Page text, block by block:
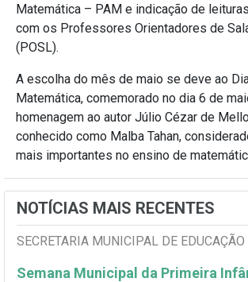
Matemática – PAM e indicação de
com os Professores Orientadores de
(POSL).
A escolha do mês de maio se deve ao
Matemática, comemorado no dia 6 de
homenagem ao autor Júlio Cézar de
conhecido como Malba Tahan,
mais importantes no ensino de
NOTÍCIAS MAIS RECENTES
SECRETARIA MUNICIPAL DE EDUCAÇÃO
Semana Municipal da Primeira